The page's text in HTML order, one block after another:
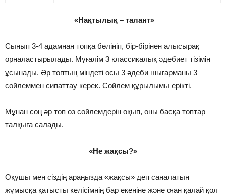
«Нақтылық – талант»
Сынып 3-4 адамнан топқа бөлініп, бір-бірінен алысырақ
орналастырылады. Мұғалім 3 классикалық әдебиет тізімін
ұсынады. Әр топтың міндеті осы 3 әдеби шығарманы 3
сөйлеммен сипаттау керек. Сөйлем құрылымы ерікті.
Мұнан соң әр топ өз сөйлемдерін оқып, оны басқа топтар
талқыға салады.
«Не жақсы?»
Оқушы мен сіздің араңызда «жақсы» деп саналатын
жұмысқа қатысты келісімнің бар екеніне және оған қалай қол